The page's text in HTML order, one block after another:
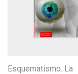
Esquematismo. La